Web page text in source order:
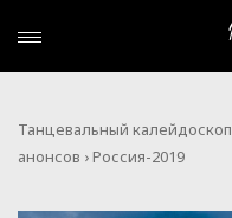
Танцевальный калейдоскоп
анонсов › Россия-2019